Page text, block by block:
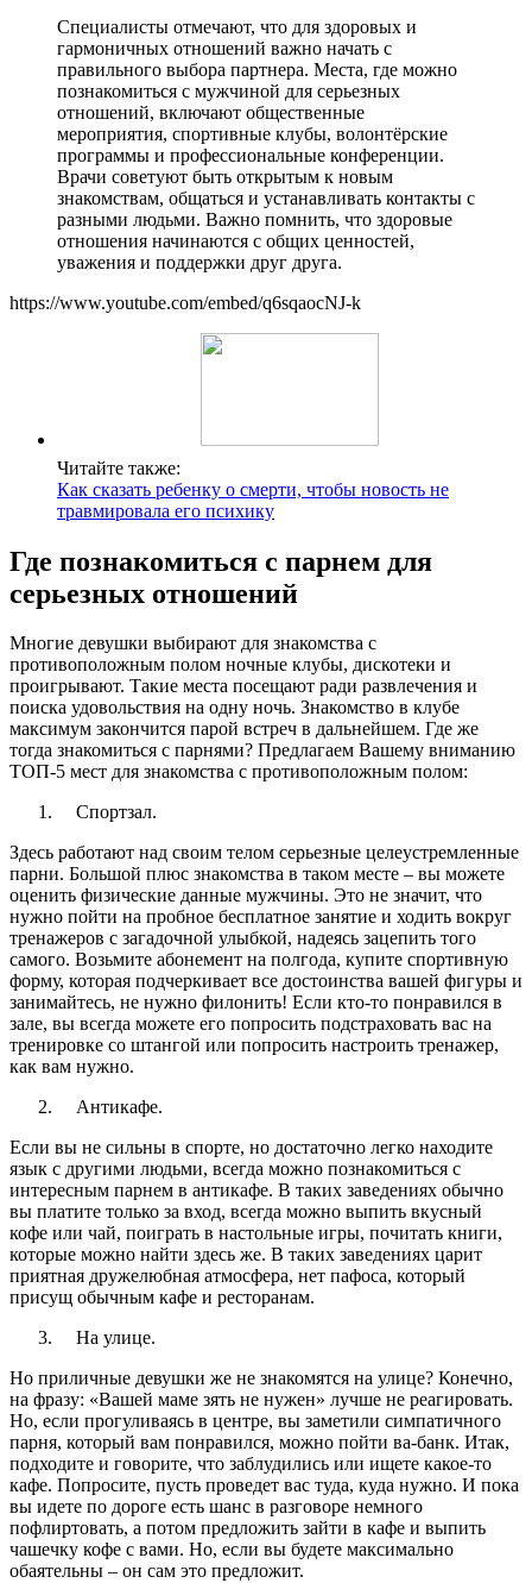
Специалисты отмечают, что для здоровых и
гармоничных отношений важно начать с
правильного выбора партнера. Места, где можно
познакомиться с мужчиной для серьезных
отношений, включают общественные
мероприятия, спортивные клубы, волонтёрские
программы и профессиональные конференции.
Врачи советуют быть открытым к новым
знакомствам, общаться и устанавливать контакты с
разными людьми. Важно помнить, что здоровые
отношения начинаются с общих ценностей,
уважения и поддержки друг друга.
https://www.youtube.com/embed/q6sqaocNJ-k
Читайте также:
Как сказать ребенку о смерти, чтобы новость не
травмировала его психику
Где познакомиться с парнем для
серьезных отношений
Многие девушки выбирают для знакомства с
противоположным полом ночные клубы, дискотеки и
проигрывают. Такие места посещают ради развлечения и
поиска удовольствия на одну ночь. Знакомство в клубе
максимум закончится парой встреч в дальнейшем. Где же
тогда знакомиться с парнями? Предлагаем Вашему вниманию
ТОП-5 мест для знакомства с противоположным полом:
Спортзал.
Здесь работают над своим телом серьезные целеустремленные
парни. Большой плюс знакомства в таком месте – вы можете
оценить физические данные мужчины. Это не значит, что
нужно пойти на пробное бесплатное занятие и ходить вокруг
тренажеров с загадочной улыбкой, надеясь зацепить того
самого. Возьмите абонемент на полгода, купите спортивную
форму, которая подчеркивает все достоинства вашей фигуры и
занимайтесь, не нужно филонить! Если кто-то понравился в
зале, вы всегда можете его попросить подстраховать вас на
тренировке со штангой или попросить настроить тренажер,
как вам нужно.
Антикафе.
Если вы не сильны в спорте, но достаточно легко находите
язык с другими людьми, всегда можно познакомиться с
интересным парнем в антикафе. В таких заведениях обычно
вы платите только за вход, всегда можно выпить вкусный
кофе или чай, поиграть в настольные игры, почитать книги,
которые можно найти здесь же. В таких заведениях царит
приятная дружелюбная атмосфера, нет пафоса, который
присущ обычным кафе и ресторанам.
На улице.
Но приличные девушки же не знакомятся на улице? Конечно,
на фразу: «Вашей маме зять не нужен» лучше не реагировать.
Но, если прогуливаясь в центре, вы заметили симпатичного
парня, который вам понравился, можно пойти ва-банк. Итак,
подходите и говорите, что заблудились или ищете какое-то
кафе. Попросите, пусть проведет вас туда, куда нужно. И пока
вы идете по дороге есть шанс в разговоре немного
пофлиртовать, а потом предложить зайти в кафе и выпить
чашечку кофе с вами. Но, если вы будете максимально
обаятельны – он сам это предложит.